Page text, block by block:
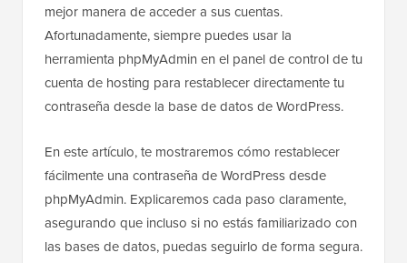
mejor manera de acceder a sus cuentas.
Afortunadamente, siempre puedes usar la
herramienta phpMyAdmin en el panel de control de tu
cuenta de hosting para restablecer directamente tu
contraseña desde la base de datos de WordPress.
En este artículo, te mostraremos cómo restablecer
fácilmente una contraseña de WordPress desde
phpMyAdmin. Explicaremos cada paso claramente,
asegurando que incluso si no estás familiarizado con
las bases de datos, puedas seguirlo de forma segura.